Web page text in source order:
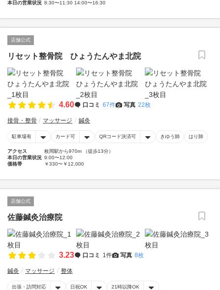
本日の営業状況 8:30〜11:30 14:00〜16:30
店舗公式
リセット整骨院 ひょうたんやま北院
4.60 口コミ 67件 写真 22枚
接骨・整骨 マッサージ 鍼灸
駐車場有 カード可 QRコード決済可 きゆう師 はり師
アクセス
枚岡駅から970m （徒歩13分）
本日の営業状況 9:00〜12:00
価格帯
￥330〜￥12,000
店舗公式
佐藤鍼灸治療院
3.23 口コミ 1件 写真 8枚
鍼灸 マッサージ 整体
出張・訪問対応 日祝OK 21時以降OK